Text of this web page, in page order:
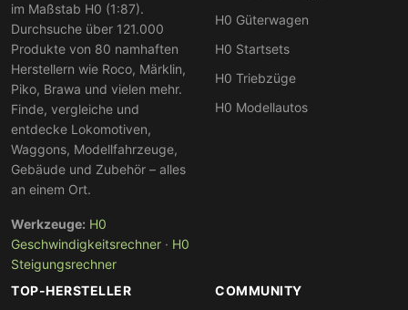
im Maßstab H0 (1:87).
Durchsuche über 121.000
Produkte von 80 namhaften
Herstellern wie Roco, Märklin,
Piko, Brawa und vielen mehr.
Finde, vergleiche und
entdecke Lokomotiven,
Waggons, Modellfahrzeuge,
Gebäude und Zubehör – alles
an einem Ort.
Werkzeuge: H0
Geschwindigkeitsrechner · H0
Steigungsrechner
H0 Güterwagen
H0 Startsets
H0 Triebzüge
H0 Modellautos
TOP-HERSTELLER COMMUNITY